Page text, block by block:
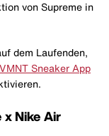
von Supreme in
dem Laufenden,
Sneaker App
Nike Air